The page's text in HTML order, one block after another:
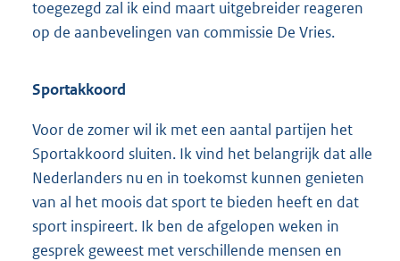
toegezegd zal ik eind maart uitgebreider reageren
op de aanbevelingen van commissie De Vries.
Sportakkoord
Voor de zomer wil ik met een aantal partijen het
Sportakkoord sluiten. Ik vind het belangrijk dat alle
Nederlanders nu en in toekomst kunnen genieten
van al het moois dat sport te bieden heeft en dat
sport inspireert. Ik ben de afgelopen weken in
gesprek geweest met verschillende mensen en